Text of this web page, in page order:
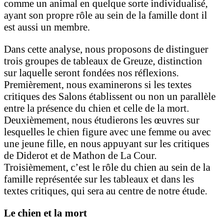
comme un animal en quelque sorte individualisé,
ayant son propre rôle au sein de la famille dont il
est aussi un membre.
Dans cette analyse, nous proposons de distinguer
trois groupes de tableaux de Greuze, distinction
sur laquelle seront fondées nos réflexions.
Premièrement, nous examinerons si les textes
critiques des Salons établissent ou non un parallèle
entre la présence du chien et celle de la mort.
Deuxièmement, nous étudierons les œuvres sur
lesquelles le chien figure avec une femme ou avec
une jeune fille, en nous appuyant sur les critiques
de Diderot et de Mathon de La Cour.
Troisièmement, c’est le rôle du chien au sein de la
famille représentée sur les tableaux et dans les
textes critiques, qui sera au centre de notre étude.
Le chien et la mort